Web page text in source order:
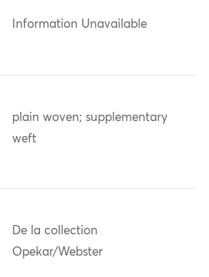
Information Unavailable
plain woven; supplementary
weft
De la collection
Opekar/Webster